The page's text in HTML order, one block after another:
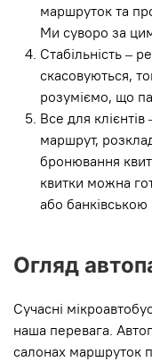
маршруток та
Ми суворо за
Стабільність –
скасовуються,
розуміємо, що
Все для
маршрут,
бронювання
квитки можна
або
Огляд
Сучасні
наша перевага.
салонах маршруток